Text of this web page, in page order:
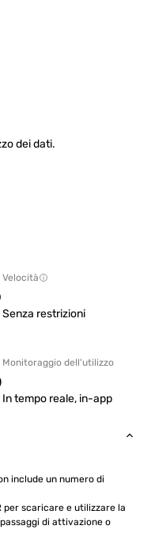
dei dati.
Velocità
Senza restrizioni
Monitoraggio dell'utilizzo
In tempo reale, in-app
include un numero di
per scaricare e utilizzare la
di attivazione o